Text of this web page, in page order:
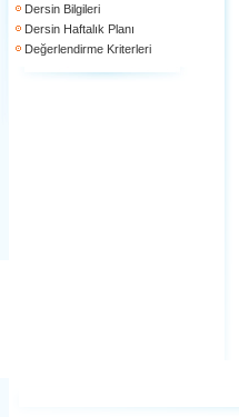
Dersin Bilgileri
Dersin Haftalık Planı
Değerlendirme Kriterleri